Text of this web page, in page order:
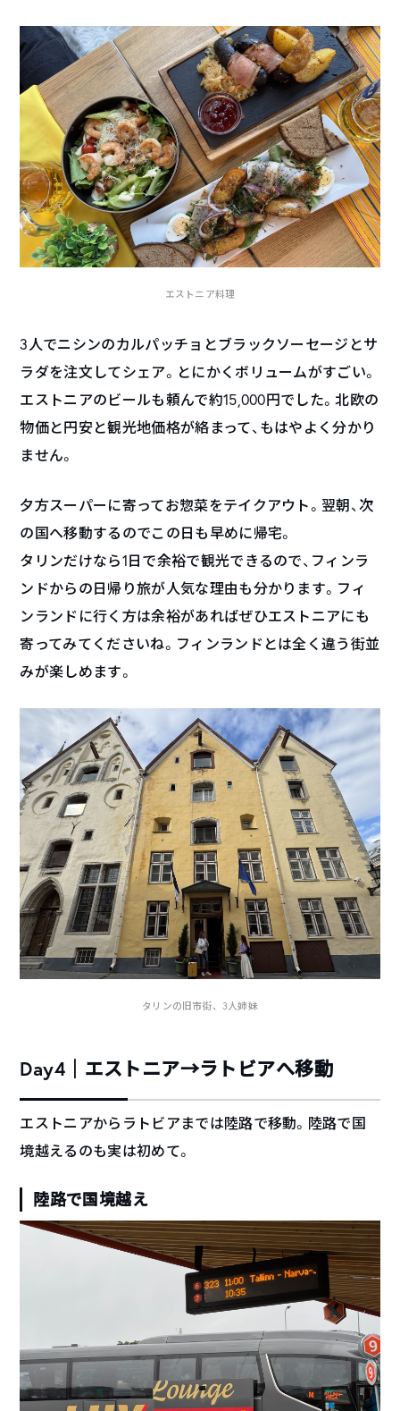
エストニア料理
3人でニシンのカルパッチョとブラックソーセージとサ
ラダを注文してシェア。とにかくボリュームがすごい。
エストニアのビールも頼んで約15,000円でした。北欧の
物価と円安と観光地価格が絡まって、もはやよく分かり
ません。
夕方スーパーに寄ってお惣菜をテイクアウト。翌朝、次
の国へ移動するのでこの日も早めに帰宅。
タリンだけなら1日で余裕で観光できるので、フィンラ
ンドからの日帰り旅が人気な理由も分かります。フィ
ンランドに行く方は余裕があればぜひエストニアにも
寄ってみてくださいね。フィンランドとは全く違う街並
みが楽しめます。
タリンの旧市街、3人姉妹
Day4｜エストニア→ラトビアへ移動
エストニアからラトビアまでは陸路で移動。陸路で国
境越えるのも実は初めて。
陸路で国境越え